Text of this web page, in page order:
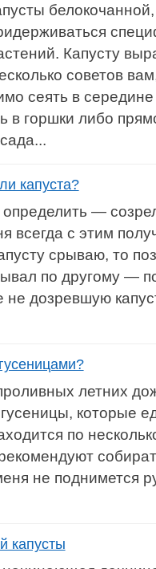
Капусту
советов
сеять в
в горшки либо
капуста?
—
всегда с этим
срываю, то
по другому —
не дозревшую
летних
которые
по
не поднимется
капусты